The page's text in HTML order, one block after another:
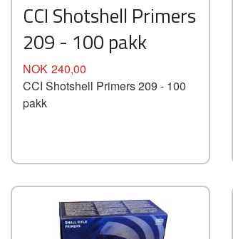
CCI Shotshell Primers
209 - 100 pakk
Pris
NOK 240,00
CCI Shotshell Primers 209 - 100
pakk